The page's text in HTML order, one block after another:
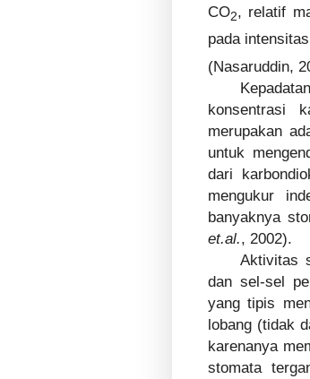
CO2, relatif
pada
(Nasaruddin,
konsentrasi
merupakan
untuk
dari
mengukur
banyaknya
et.al., 2002).
Aktivitas
dan sel-sel
yang tipis
lobang (tidak
karenanya
stomata